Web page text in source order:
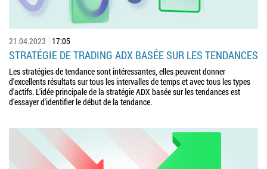
21.04.2023 17:05
STRATÉGIE DE TRADING ADX BASÉE SUR LES TENDANCES
Les stratégies de tendance sont intéressantes, elles peuvent donner
d'excellents résultats sur tous les intervalles de temps et avec tous les types
d'actifs. L'idée principale de la stratégie ADX basée sur les tendances est
d'essayer d'identifier le début de la tendance.